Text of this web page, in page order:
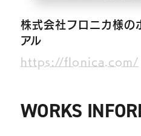
ブログ
株式会社フロニカ様の
アル
https://flonica.com/
WORKS